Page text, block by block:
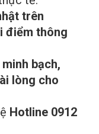
trên
điểm thông
bạch,
lòng cho
Hotline 0912ĐẶT